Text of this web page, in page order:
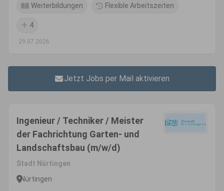
Weiterbildungen Flexible Arbeitszeiten
4
29.07.2026
Jetzt Jobs per Mail aktivieren
Ingenieur / Techniker / Meister
der Fachrichtung Garten- und
Landschaftsbau (m/w/d)
Stadt Nürtingen
Nürtingen